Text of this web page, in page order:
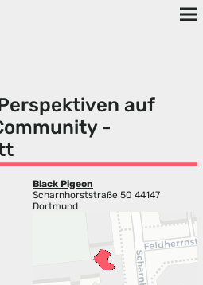
auf
-
Black Pigeon
Scharnhorststraße 50 44147
Dortmund